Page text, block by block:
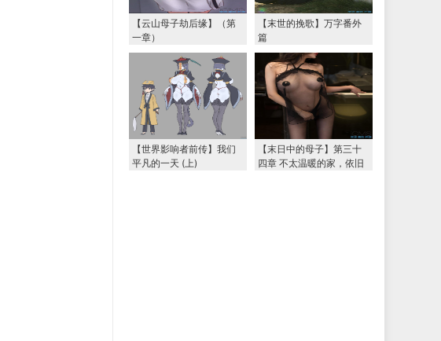
【云山母子劫后缘】（第
一章）
【末世的挽歌】万字番外
篇
【世界影响者前传】我们
平凡的一天 (上)
【末日中的母子】第三十
四章 不太温暖的家，依旧